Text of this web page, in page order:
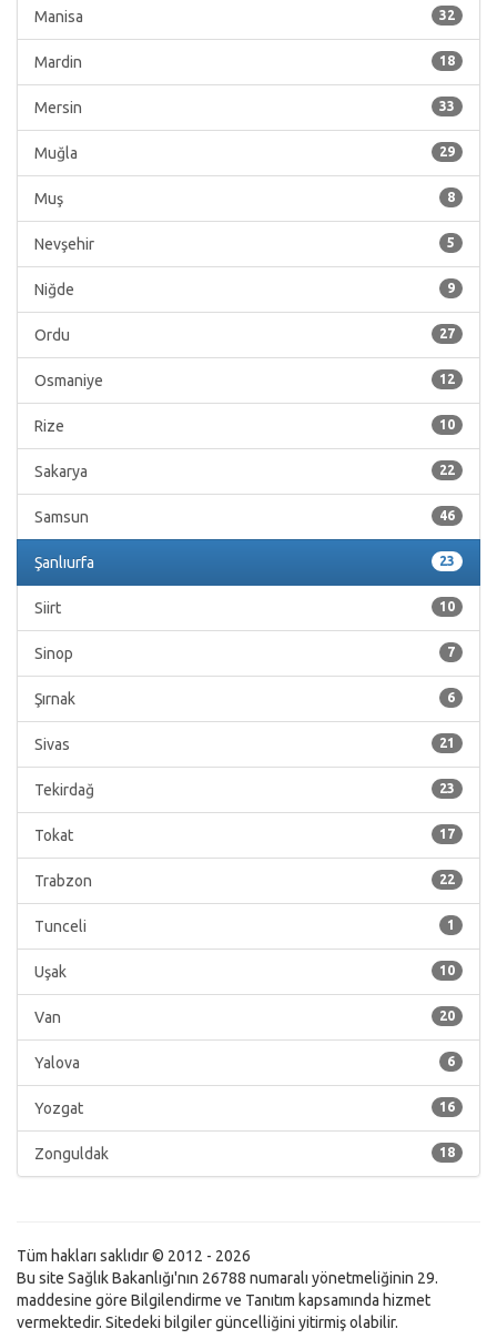
32
Manisa
18
Mardin
33
Mersin
29
Muğla
8
Muş
5
Nevşehir
9
Niğde
27
Ordu
12
Osmaniye
10
Rize
22
Sakarya
46
Samsun
23
Şanlıurfa
10
Siirt
7
Sinop
6
Şırnak
21
Sivas
23
Tekirdağ
17
Tokat
22
Trabzon
1
Tunceli
10
Uşak
20
Van
6
Yalova
16
Yozgat
18
Zonguldak
Tüm hakları saklıdır © 2012 - 2026
Bu site Sağlık Bakanlığı'nın 26788 numaralı yönetmeliğinin 29.
maddesine göre Bilgilendirme ve Tanıtım kapsamında hizmet
vermektedir. Sitedeki bilgiler güncelliğini yitirmiş olabilir.